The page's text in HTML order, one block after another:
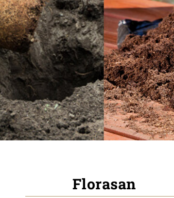
Florasan